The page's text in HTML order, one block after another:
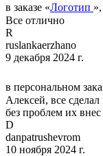
в заказе «Логотип
Все отлично
R
ruslankaerzhano
9 декабря 2024 г.
в персональном
Алексей, все
без проблем их
D
danpatrushevrom
10 ноября 2024 г.